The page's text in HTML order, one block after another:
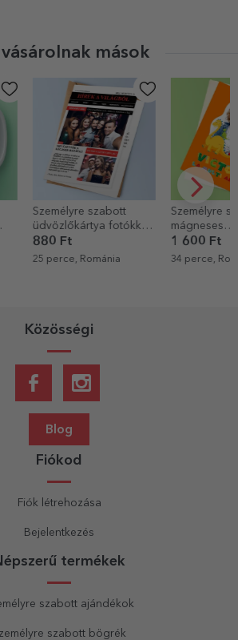
mások
Személyre szabott
mágneses
üdvözlőkártya fotóval,
számmal és szöveggel -
1 600 Ft
34 perce, Románia
Egyedi
négyzet
5 523 Ft
1 órája,
Közösségi
Blog
Fiókod
Fiók létrehozása
Bejelentkezés
termékek
szabott ajándékok
szabott bögrék